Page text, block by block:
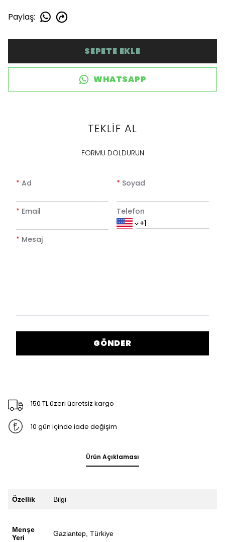
Paylaş:
SEPETE EKLE
WHATSAPP
TEKLİF AL
FORMU DOLDURUN
* Ad * Soyad
* Email Telefon
* Mesaj
GÖNDER
150 TL üzeri ücretsiz kargo
10 gün içinde iade değişim
Ürün Açıklaması
Özellik Bilgi
Menşe
Yeri
Gaziantep, Türkiye